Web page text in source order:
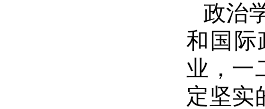
政治
和国际
业，一
定坚实